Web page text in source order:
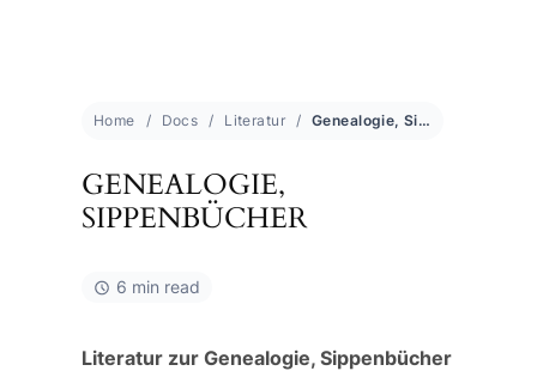
Home Docs Literatur Genealogie, Sippenbücher
GENEALOGIE,
SIPPENBÜCHER
6 min read
Literatur zur Genealogie, Sippenbücher